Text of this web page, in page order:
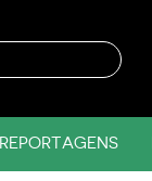
REPORTAGENS